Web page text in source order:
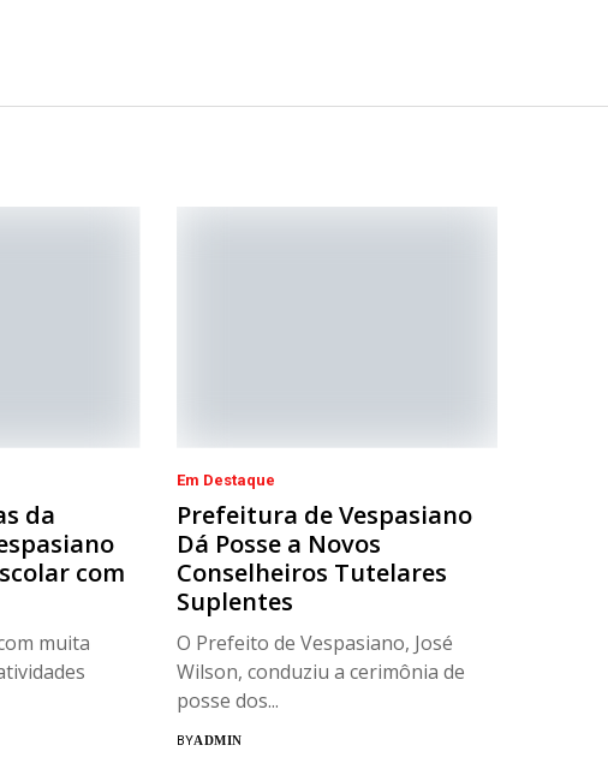
da
com
muita
Em Destaque
Prefeitura de Vespasiano
Dá Posse a Novos
Conselheiros Tutelares
Suplentes
O Prefeito de Vespasiano, José
Wilson, conduziu a cerimônia de
posse dos...
BYADMIN